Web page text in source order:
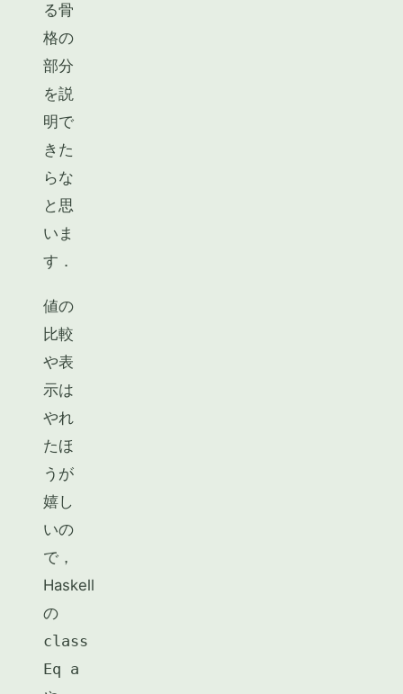
る骨
格の
部分
を説
明で
きた
らな
と思
いま
す．
値の
比較
や表
示は
やれ
たほ
うが
嬉し
いの
で，
Haskell
の
class
Eq a